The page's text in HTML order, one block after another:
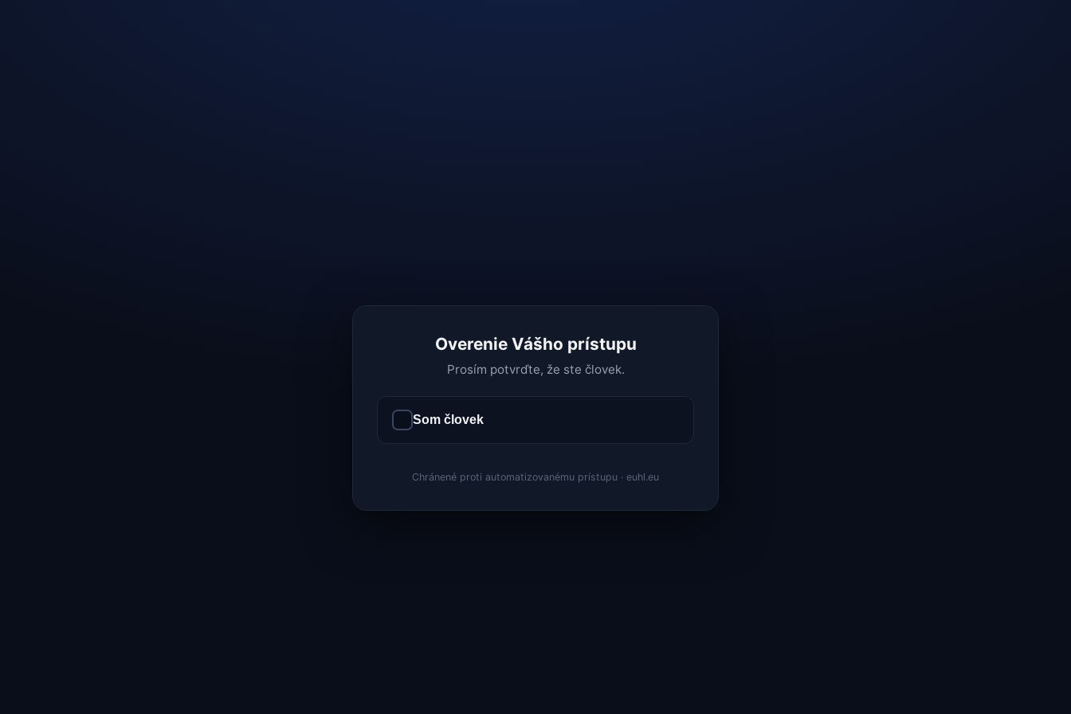
Overenie Vášho prístupu
Prosím potvrďte, že ste človek.
Som človek
Chránené proti automatizovanému prístupu · euhl.eu